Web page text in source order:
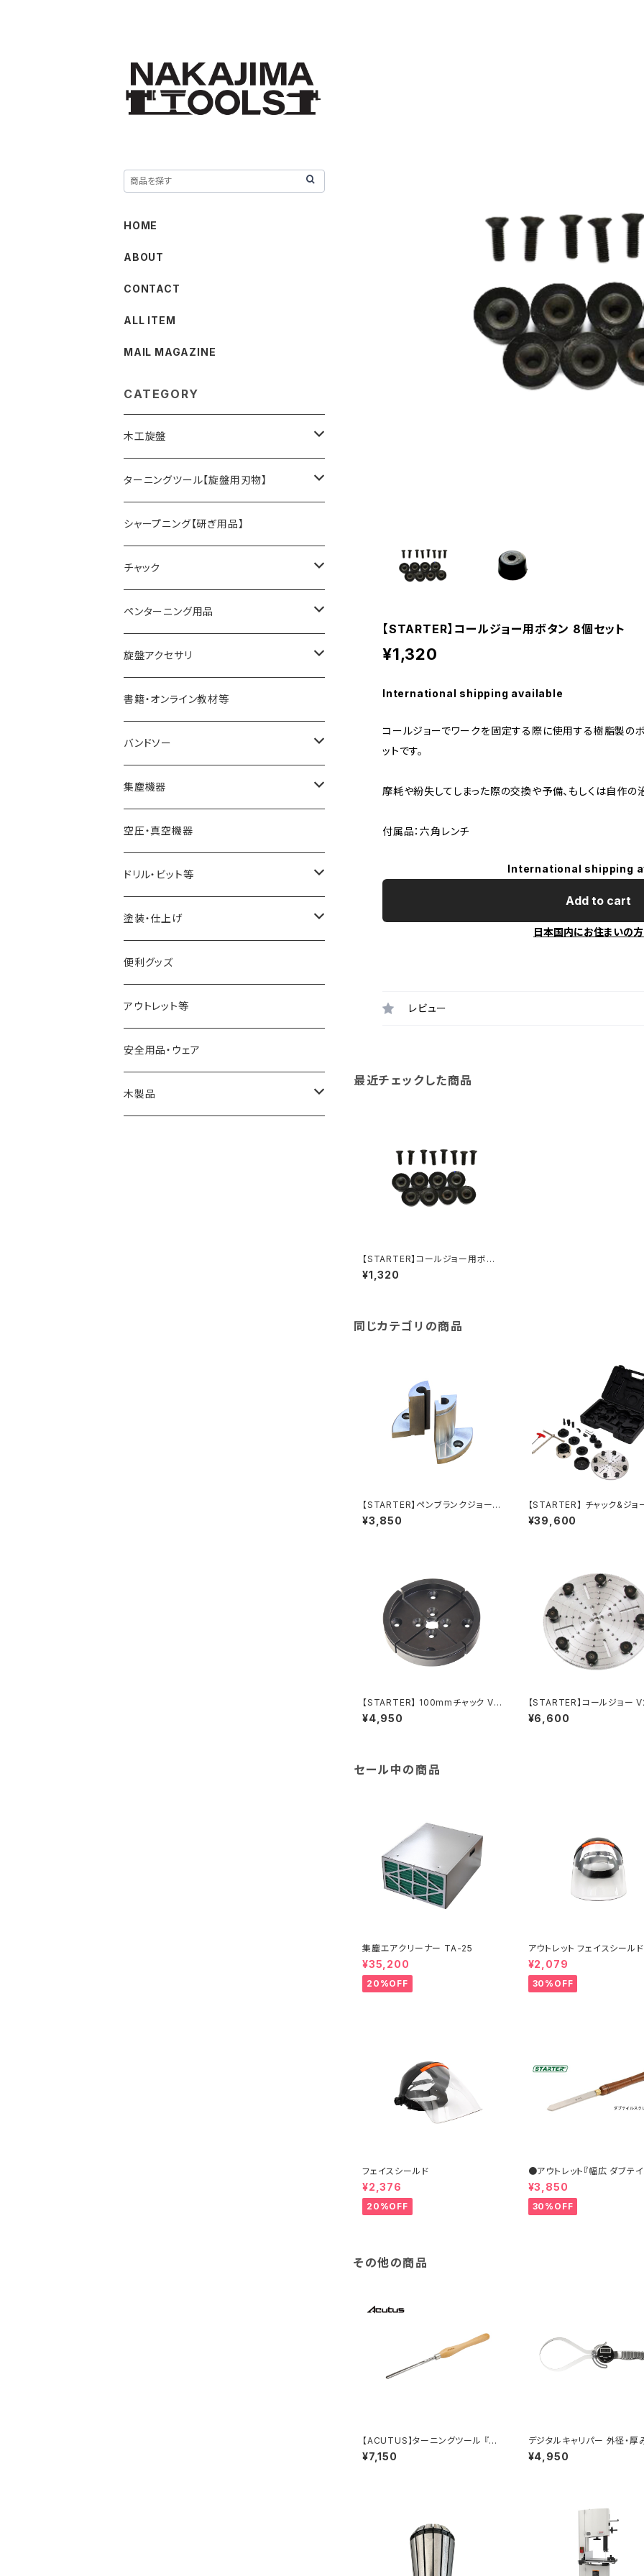
【STARTER】コールジョー用ボタン 8個セット
¥1,320
International shipping available
コールジョーでワークを固定する際に使用する樹脂製の
ットです。
摩耗や紛失してしまった際の交換や予備、もしくは自作の
付属品：六角レンチ
International shipping
Add to cart
日本国内にお住まいの
レビュー
最近チェックした商品
【STARTER】コールジョー用ボタ
ン 8個セット
¥1,320
同じカテゴリの商品
【STARTER】ペンブランクジョー 1
00mmチャックV2用
¥3,850
【STARTER】 チャック&ジョ
トV2 木工旋盤 ウッドターニ
4つ爪スクロールチャック
¥39,600
【STARTER】 100mmチャック V1
用 ワイドジョー
¥4,950
【STARTER】コールジョー
00mm チャックV2用
¥6,600
セール中の商品
集塵エアクリーナー TA-25
¥35,200
20%OFF
アウトレット フェイスシールド
¥2,079
30%OFF
フェイスシールド
¥2,376
20%OFF
●アウトレット『幅広 ダブテ
クレーパー 31×6.5mm』【
ER】ターニングツール ハイス
盤用刃物 ウッドターニング 訳
¥3,850
30%OFF
その他の商品
【ACUTUS】ターニングツール 『・1
2mm スピンドルガウジ 』ハイス鋼
旋盤用刃物
¥7,150
デジタルキャリパー 外径・厚
用
¥4,950
HOME
ABOUT
CONTACT
ALL ITEM
MAIL MAGAZINE
CATEGORY
木工旋盤
旋盤オプションパーツ
ターニングツール【旋盤用刃物】
HSSツール
ACUTUS
NaCT
スクレーパー
パーティングツール
替刃式ツール
リングツール
コアリングツール
ホローイングツール
ハンドル
シャープニング【研ぎ用品】
チャック
4爪スクロールチャック
真空チャッキング用品
ペンターニング用品
ペン金具キット
ペンメイキングツール
旋盤アクセサリ
センター類
フェイスプレート
ドリル・コレットチャック
ワークライト（照明
球体治具
書籍・オンライン教材等
バンドソー
バンドソーブレード（帯鋸刃）
幅6mm
幅13mm
バンドソー本体
集塵機器
集塵機本体
集塵機オプションパーツ
空圧・真空機器
ドリル・ビット等
フォスナービット
ストレートドリル
塗装・仕上げ
サンディング用品
便利グッズ
アウトレット等
安全用品・ウェア
木製品